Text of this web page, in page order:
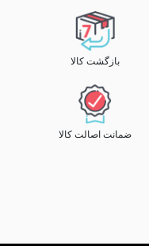
بازگشت کالا
ضمانت اصالت کالا